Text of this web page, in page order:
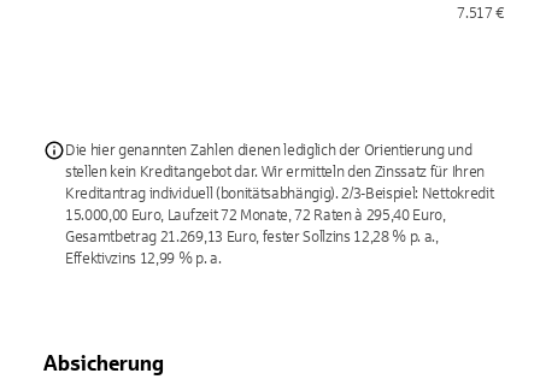
7.517 €
Die hier genannten Zahlen dienen lediglich der Orientierung und
stellen kein Kreditangebot dar. Wir ermitteln den Zinssatz für Ihren
Kreditantrag individuell (bonitätsabhängig). 2/3-Beispiel: Nettokredit
15.000,00 Euro, Laufzeit 72 Monate, 72 Raten à 295,40 Euro,
Gesamtbetrag 21.269,13 Euro, fester Sollzins 12,28 % p. a.,
Effektivzins 12,99 % p. a.
Absicherung